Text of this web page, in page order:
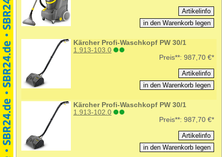
Kärcher Profi-Waschkopf PW 30/1
1.913-103.0
Preis**: 987,70 €*
Kärcher Profi-Waschkopf PW 30/1
1.913-102.0
Preis**: 987,70 €*